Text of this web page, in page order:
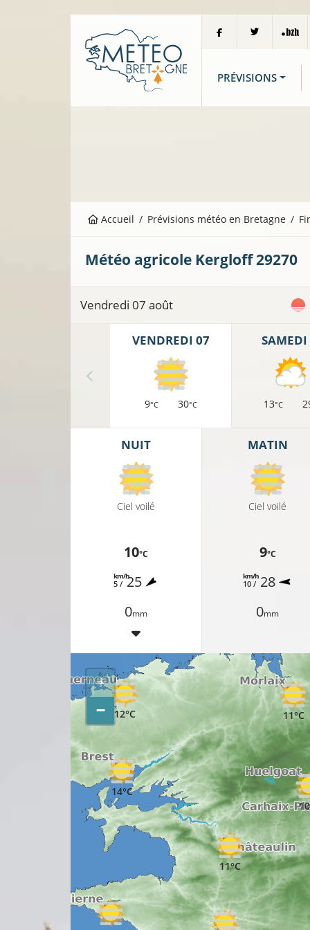
PRÉVISIONS
Accueil Prévisions météo en Bretagne
Météo agricole Kergloff29270
Vendredi 07 août
VENDREDI 07
9°C 30°C
SAMEDI
13°C
NUIT
Ciel voilé
10°C
5 /
km/h25
0mm
MATIN
Ciel voilé
9°C
10 /
km/h 28
0mm
14°C
11°C
11°C
12°C
+
−